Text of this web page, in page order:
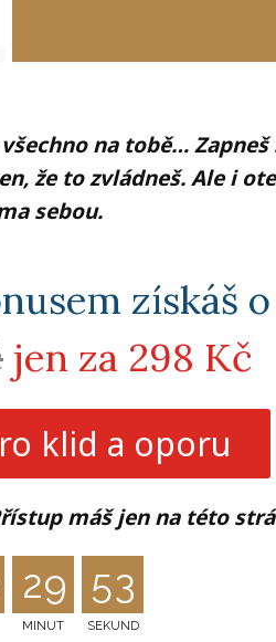
na tobě…
že to zvládneš. Ale i
sebou.
získáš
jen za 298 Kč
klid a oporu
máš jen na této
29
MINUT
52
SEKUND